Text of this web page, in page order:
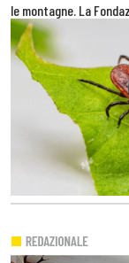
le montagne. La